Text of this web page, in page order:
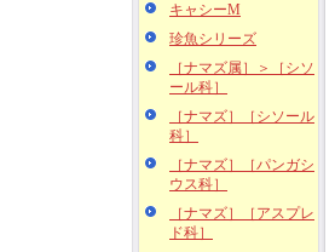
キャシーM
珍魚シリーズ
［ナマズ属］＞［シソ
ール科］
［ナマズ］［シソール
科］
［ナマズ］［パンガシ
ウス科］
［ナマズ］［アスプレ
ド科］